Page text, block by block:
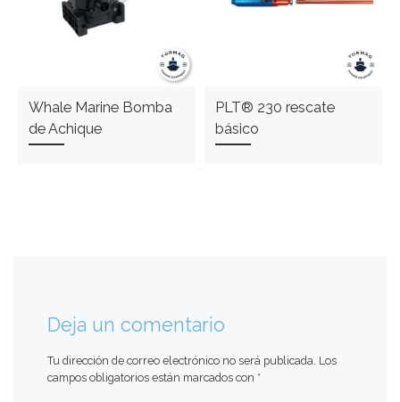
Whale Marine Bomba
de Achique
PLT® 230 rescate
básico
Deja un comentario
Tu dirección de correo electrónico no será publicada. Los
campos obligatorios están marcados con *